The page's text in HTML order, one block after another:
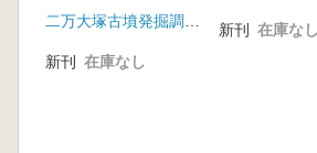
塔片について
國下多美樹 古代地域形式論
空間の意識
山田隆文 奈良県北葛城片岡地
長谷部寿彦 平安前期における
新刊 在庫なし
新刊 在庫なし